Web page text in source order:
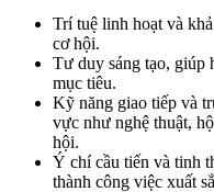
Trí tuệ linh hoạt và
cơ hội.
Tư duy sáng tạo, giúp
mục tiêu.
Kỹ năng giao tiếp và
vực như nghệ thuật,
hội.
Ý chí cầu tiến và tinh
thành công việc xuất